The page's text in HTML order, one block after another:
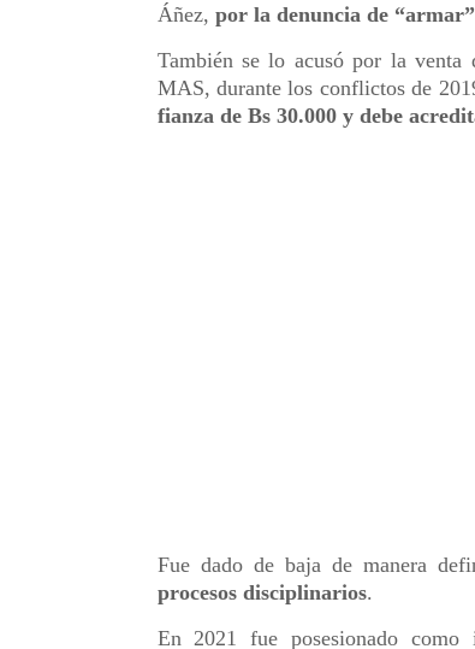
Áñez, por la denuncia de
También se lo acusó por la venta
MAS, durante los conflictos de
fianza de Bs 30.000 y debe
Fue dado de baja de manera
procesos disciplinarios.
En 2021 fue posesionado